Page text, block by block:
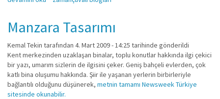
Manzara Tasarımı
Kemal Tekin tarafından 4. Mart 2009 - 14:25 tarihinde gönderildi
Kent merkezinden uzaklaşan binalar, toplu konutlar hakkında ilgi çekici
bir yazı, umarım sizlerin de ilgisini çeker. Geniş bahçeli evlerden, çok
katlı bina oluşumu hakkında. Şiir ile yaşanan yerlerin birbirleriyle
bağlantılı olduğunu düşünerek, metnin tamamı Newsweek Türkiye
sitesinde okunabilir.